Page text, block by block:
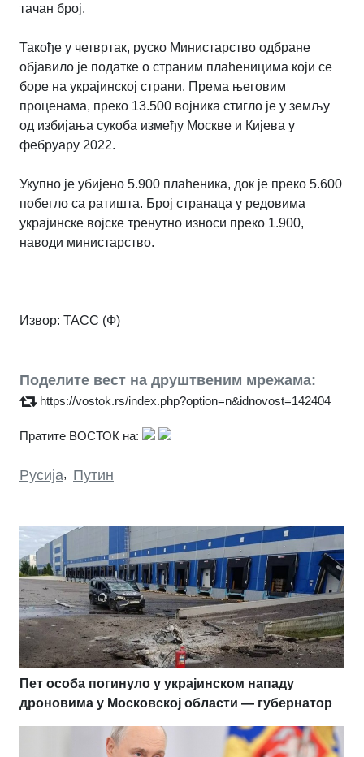
тачан број.
Такође у четвртак, руско Министарство одбране
објавило је податке о страним плаћеницима који се
боре на украјинској страни. Према његовим
проценама, преко 13.500 војника стигло је у земљу
од избијања сукоба између Москве и Кијева у
фебруару 2022.
Укупно је убијено 5.900 плаћеника, док је преко 5.600
побегло са ратишта. Број странаца у редовима
украјинске војске тренутно износи преко 1.900,
наводи министарство.
Извор: ТАСС (Ф)
Поделите вест на друштвеним мрежама:
https://vostok.rs/index.php?option=n&idnovost=142404
Пратите ВОСТОК на:
Русија, Путин
Пет особа погинуло у украјинском нападу
дроновима у Московској области — губернатор